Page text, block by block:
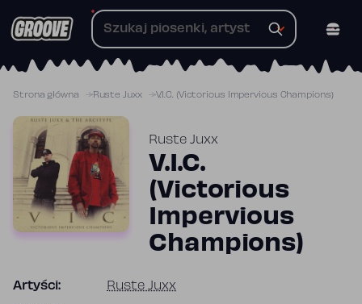
do
Strona główna Ruste Juxx V.I.C. (Victorious Impervious Champions)
Ruste Juxx
V.I.C.
(Victorious
Impervious
Champions)
Artyści: Ruste Juxx